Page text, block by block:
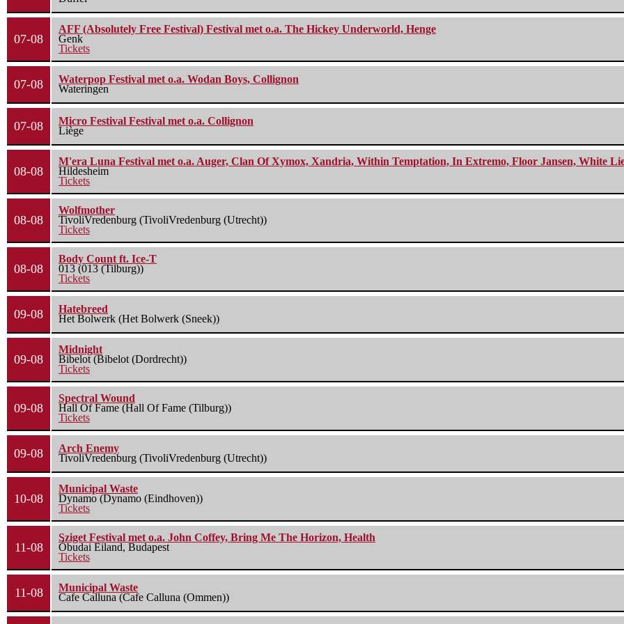
07-08
AFF (Absolutely Free Festival) Festival met o.a. The Hickey Underworld, Henge
Genk
Tickets
07-08
Waterpop Festival met o.a. Wodan Boys, Collignon
Wateringen
07-08
Micro Festival Festival met o.a. Collignon
Liège
08-08
M'era Luna Festival met o.a. Auger, Clan Of Xymox, Xandria, Within Temptation, In Extremo, Floor Jansen, White
Hildesheim
Tickets
08-08
Wolfmother
TivoliVredenburg (TivoliVredenburg (Utrecht))
Tickets
08-08
Body Count ft. Ice-T
013 (013 (Tilburg))
Tickets
09-08
Hatebreed
Het Bolwerk (Het Bolwerk (Sneek))
09-08
Midnight
Bibelot (Bibelot (Dordrecht))
Tickets
09-08
Spectral Wound
Hall Of Fame (Hall Of Fame (Tilburg))
Tickets
09-08
Arch Enemy
TivoliVredenburg (TivoliVredenburg (Utrecht))
10-08
Municipal Waste
Dynamo (Dynamo (Eindhoven))
Tickets
11-08
Sziget Festival met o.a. John Coffey, Bring Me The Horizon, Health
Óbudai Eiland, Budapest
Tickets
11-08
Municipal Waste
Cafe Calluna (Cafe Calluna (Ommen))